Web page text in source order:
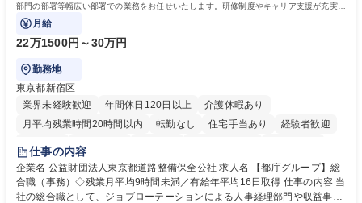
部門の部署等幅広い部署での業務をお任せいたします。研修制度やキャリア支援が充実し
ております！ ※下記業務詳細
月給
22万1500円～30万円
勤務地
東京都新宿区
業界未経験歓迎
年間休日120日以上
介護休暇あり
月平均残業時間20時間以内
転勤なし 住宅手当あり
経験者歓迎
研修あり
退職金あり
駅近5分以内
資格取得手当あり 食事補助あり
仕事の内容
企業名 公益財団法人東京都道路整備保全公社 求人名 【都庁グループ】総
合職（事務）◇残業月平均9時間未満／有給年平均16日取得 仕事の内容 当
社の総合職として、ジョブローテーションによる人事経理部門や収益事業